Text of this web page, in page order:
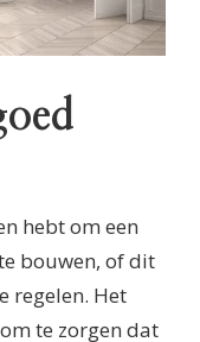
hebt om een
bouwen, of dit
regelen. Het
te zorgen dat